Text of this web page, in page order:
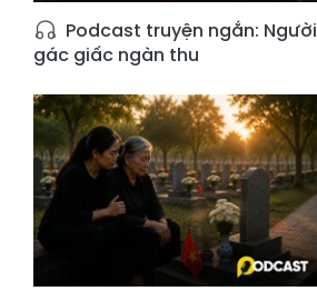
Podcast truyện ngắn: Người
gác giấc ngàn thu